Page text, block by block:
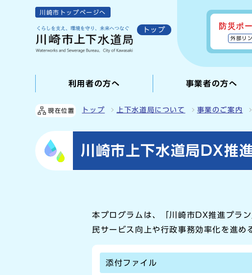
川崎市トップページへ
トップ 防災ポ
外部リ
利用者の方へ 事業者の方へ
現在位置 トップ 上下水道局について 事業のご案内
川崎市上下水道局DX推
本プログラムは、「川崎市DX推進プラ
民サービス向上や行政事務効率化を進
添付ファイル